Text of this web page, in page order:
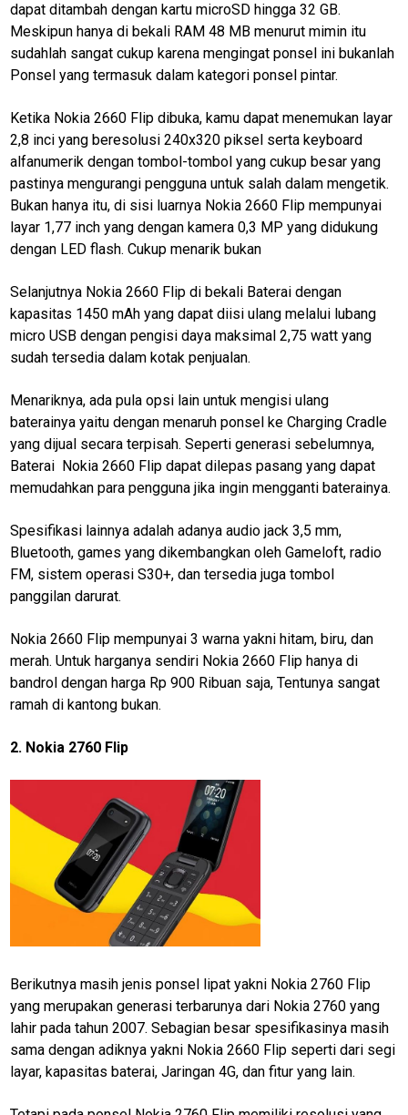
dapat ditambah dengan kartu microSD hingga 32 GB.
Meskipun hanya di bekali RAM 48 MB menurut mimin itu
sudahlah sangat cukup karena mengingat ponsel ini bukanlah
Ponsel yang termasuk dalam kategori ponsel pintar.
Ketika Nokia 2660 Flip dibuka, kamu dapat menemukan layar
2,8 inci yang beresolusi 240x320 piksel serta keyboard
alfanumerik dengan tombol-tombol yang cukup besar yang
pastinya mengurangi pengguna untuk salah dalam mengetik.
Bukan hanya itu, di sisi luarnya Nokia 2660 Flip mempunyai
layar 1,77 inch yang dengan kamera 0,3 MP yang didukung
dengan LED flash. Cukup menarik bukan
Selanjutnya Nokia 2660 Flip di bekali Baterai dengan
kapasitas 1450 mAh yang dapat diisi ulang melalui lubang
micro USB dengan pengisi daya maksimal 2,75 watt yang
sudah tersedia dalam kotak penjualan.
Menariknya, ada pula opsi lain untuk mengisi ulang
baterainya yaitu dengan menaruh ponsel ke Charging Cradle
yang dijual secara terpisah. Seperti generasi sebelumnya,
Baterai Nokia 2660 Flip dapat dilepas pasang yang dapat
memudahkan para pengguna jika ingin mengganti baterainya.
Spesifikasi lainnya adalah adanya audio jack 3,5 mm,
Bluetooth, games yang dikembangkan oleh Gameloft, radio
FM, sistem operasi S30+, dan tersedia juga tombol
panggilan darurat.
Nokia 2660 Flip mempunyai 3 warna yakni hitam, biru, dan
merah. Untuk harganya sendiri Nokia 2660 Flip hanya di
bandrol dengan harga Rp 900 Ribuan saja, Tentunya sangat
ramah di kantong bukan.
2. Nokia 2760 Flip
Berikutnya masih jenis ponsel lipat yakni Nokia 2760 Flip
yang merupakan generasi terbarunya dari Nokia 2760 yang
lahir pada tahun 2007. Sebagian besar spesifikasinya masih
sama dengan adiknya yakni Nokia 2660 Flip seperti dari segi
layar, kapasitas baterai, Jaringan 4G, dan fitur yang lain.
M
Home
smartphone
xiaomi
jawabarat
Guide
Money
Gadget
Food
Lifestyle
Review
Pinjol